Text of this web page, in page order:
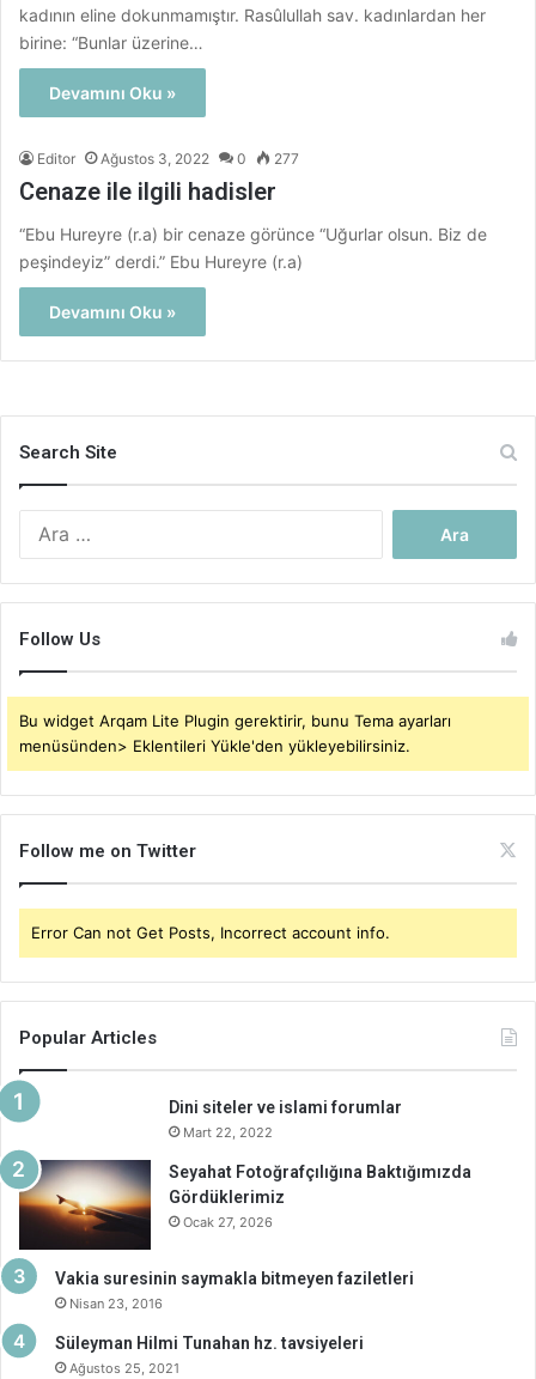
kadının eline dokunmamıştır. Rasûlullah sav. kadınlardan her
birine: “Bunlar üzerine…
Devamını Oku »
Editor Ağustos 3, 2022 0 277
Cenaze ile ilgili hadisler
“Ebu Hureyre (r.a) bir cenaze görünce “Uğurlar olsun. Biz de
peşindeyiz” derdi.” Ebu Hureyre (r.a)
Devamını Oku »
Search Site
Follow Us
Bu widget Arqam Lite Plugin gerektirir, bunu Tema ayarları
menüsünden> Eklentileri Yükle'den yükleyebilirsiniz.
Follow me on Twitter
Error Can not Get Posts, Incorrect account info.
Popular Articles
Dini siteler ve islami forumlar
Mart 22, 2022
Seyahat Fotoğrafçılığına Baktığımızda
Gördüklerimiz
Ocak 27, 2026
Vakia suresinin saymakla bitmeyen faziletleri
Nisan 23, 2016
Süleyman Hilmi Tunahan hz. tavsiyeleri
Ağustos 25, 2021